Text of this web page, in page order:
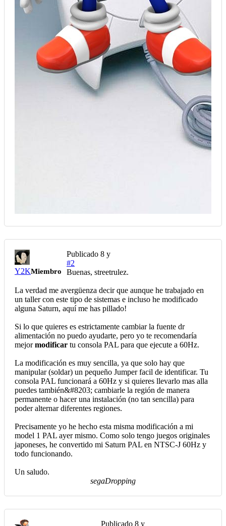
Y2KMiembro
Publicado 8 y
#2
Buenas, streetrulez.
La verdad me avergüenza decir que aunque he trabajado en
un taller con este tipo de sistemas e incluso he modificado
alguna Saturn, aquí me has pillado!
Si lo que quieres es estrictamente cambiar la fuente dr
alimentación no puedo ayudarte, pero yo te recomendaría
mejormodificar tu consola PAL para que ejecute a 60Hz.
La modificación es muy sencilla, ya que solo hay que
manipular (soldar) un pequeño Jumper facil de identificar. Tu
consola PAL funcionará a 60Hz y si quieres llevarlo mas alla
puedes también&#8203; cambiarle la región de manera
permanente o hacer una instalación (no tan sencilla) para
poder alternar diferentes regiones.
Precisamente yo he hecho esta misma modificación a mi
model 1 PAL ayer mismo. Como solo tengo juegos originales
japoneses, he convertido mi Saturn PAL en NTSC-J 60Hz y
todo funcionando.
Un saludo.
segaDropping
Publicado 8 y